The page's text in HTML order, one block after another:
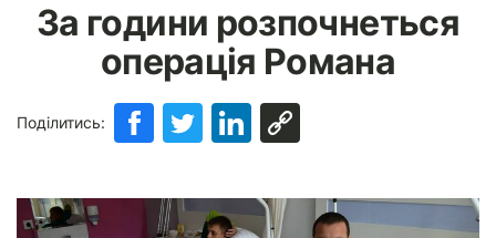
За години розпочнеться
операція Романа
Поділитись: